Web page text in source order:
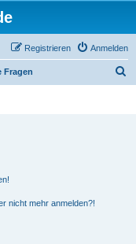
Anmelden
Registrieren
Fragen
nicht mehr anmelden?!